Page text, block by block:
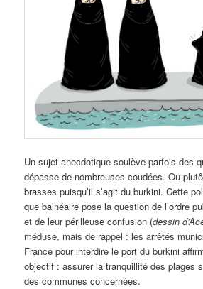
Un sujet anecdotique soulève parfois des
dépasse de nombreuses coudées. Ou
brasses puisqu’il s’agit du burkini. Cette
que balnéaire pose la question de l’ordre
et de leur périlleuse confusion (dessin
méduse, mais de rappel : les arrêtés
France pour interdire le port du burkini
objectif : assurer la tranquillité des plages
des communes concernées.